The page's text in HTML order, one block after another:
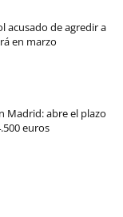
acusado de agredir a
en marzo
Madrid: abre el plazo
euros